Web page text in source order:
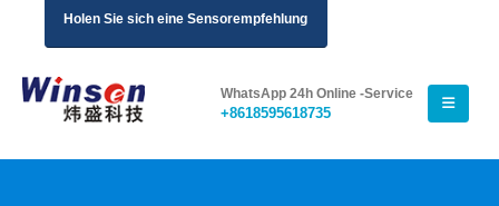
Holen Sie sich eine Sensorempfehlung
WhatsApp 24h Online -Service
+8618595618735